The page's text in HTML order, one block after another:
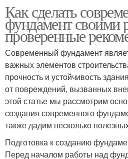
Как сделать
фундамент своими
проверенные
Современный фундамент
важных элементов
прочность и устойчивость
от повреждений, вызванных
этой статье мы рассмотрим
создания современного
также дадим несколько
Подготовка к созданию
Перед началом работы над